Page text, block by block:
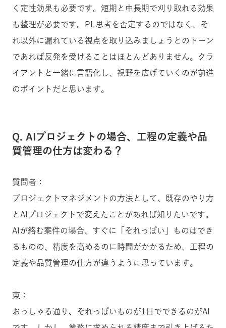
く定性効果も必要です。短期と中長期で刈り取れる効果
も整理が必要です。PL思考を否定するのではなく、そ
れ以外に漏れている視点を取り込みましょうとのトーン
であれば反発を受けることはほとんどありません。クラ
イアントと一緒に言語化し、視野を広げていくのが前進
のポイントだと思います。
Q. AIプロジェクトの場合、工程の定義や品
質管理の仕方は変わる？
質問者：
プロジェクトマネジメントの方法として、既存のやり方
とAIプロジェクトで変えたことがあれば知りたいです。
AIが絡む案件の場合、すぐに「それっぽい」ものはでき
るものの、精度を高めるのに時間がかかるため、工程の
定義や品質管理の仕方が違うように思っています。
東：
おっしゃる通り、それっぽいものが1日でできるのがAI